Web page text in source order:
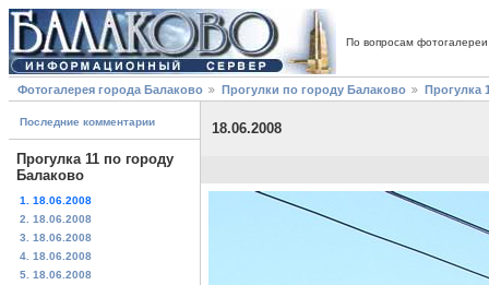
По вопросам
Фотогалерея города Балаково Прогулки по городу Балаково Прогулка
Последние комментарии
Прогулка 11 по городу
Балаково
1. 18.06.2008
2. 18.06.2008
3. 18.06.2008
4. 18.06.2008
5. 18.06.2008
18.06.2008